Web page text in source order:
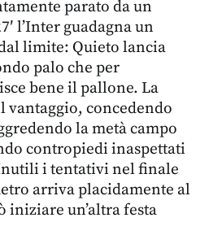
parato da un
l’Inter guadagna un
limite: Quieto lancia
palo che per
bene il pallone. La
vantaggio, concedendo
la metà campo
contropiedi inaspettati
i tentativi nel finale
arriva placidamente al
iniziare un’altra festa